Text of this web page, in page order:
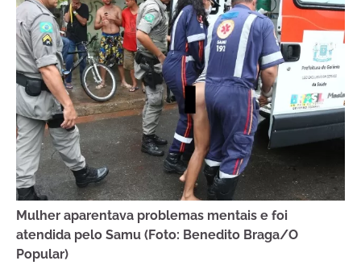
Mulher aparentava problemas mentais e foi
atendida pelo Samu (Foto: Benedito Braga/O
Popular)